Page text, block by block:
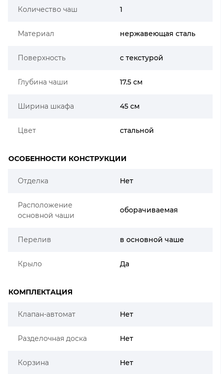
Количество чаш 1
Материал нержавеющая сталь
Поверхность с текстурой
Глубина чаши 17.5 см
Ширина шкафа 45 см
Цвет стальной
ОСОБЕННОСТИ КОНСТРУКЦИИ
Отделка Нет
Расположение
основной чаши
оборачиваемая
Перелив в основной чаше
Крыло Да
КОМПЛЕКТАЦИЯ
Клапан-автомат Нет
Разделочная доска Нет
Корзина Нет